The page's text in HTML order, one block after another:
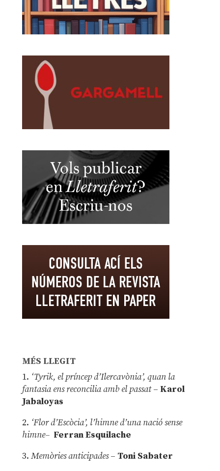
MÉS LLEGIT
1. ‘Tyrik, el príncep d’Ilercavònia’, quan la
fantasia ens reconcilia amb el passat– Karol
Jabaloyas
2. ‘Flor d’Escòcia’, l’himne d’una nació sense
himne– Ferran Esquilache
3. Memòries anticipades– Toni Sabater